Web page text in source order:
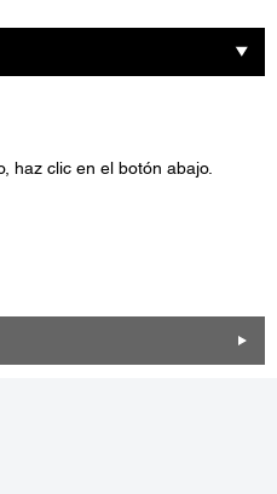
haz clic en el botón abajo.